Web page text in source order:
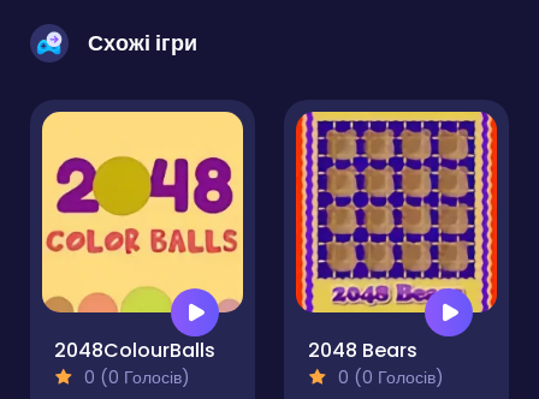
Схожі ігри
2048ColourBalls
0 (0 Голосів)
2048 Bears
0 (0 Голосів)